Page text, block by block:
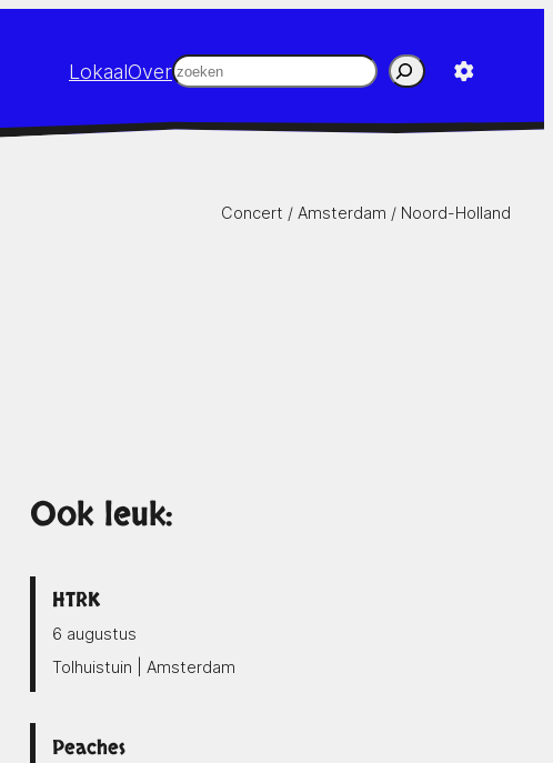
LokaalOverZoeken
Concert / Amsterdam / Noord-Holland
Ook leuk:
HTRK
6 augustus
Tolhuistuin | Amsterdam
Peaches